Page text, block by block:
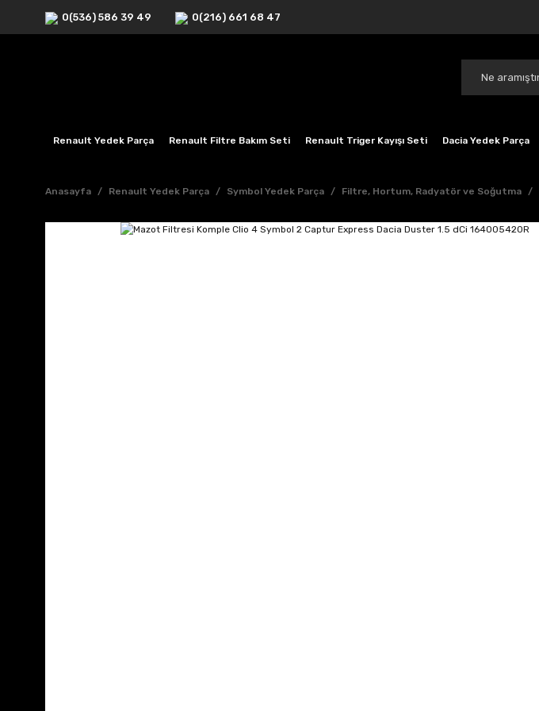
0(536) 586 39 49 0(216) 661 68 47
Renault Yedek Parça Renault Filtre Bakım Seti Renault Triger Kayışı Seti Dacia Yedek Parça
Anasayfa Renault Yedek Parça Symbol Yedek Parça Filtre, Hortum, Radyatör ve Soğutma